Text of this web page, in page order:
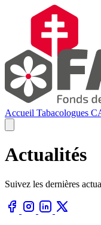
Accueil Tabacologues
Actualités
Suivez les dernières